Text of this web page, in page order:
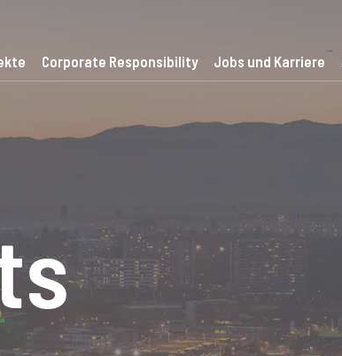
Corporate Responsibility Jobs und Karriere